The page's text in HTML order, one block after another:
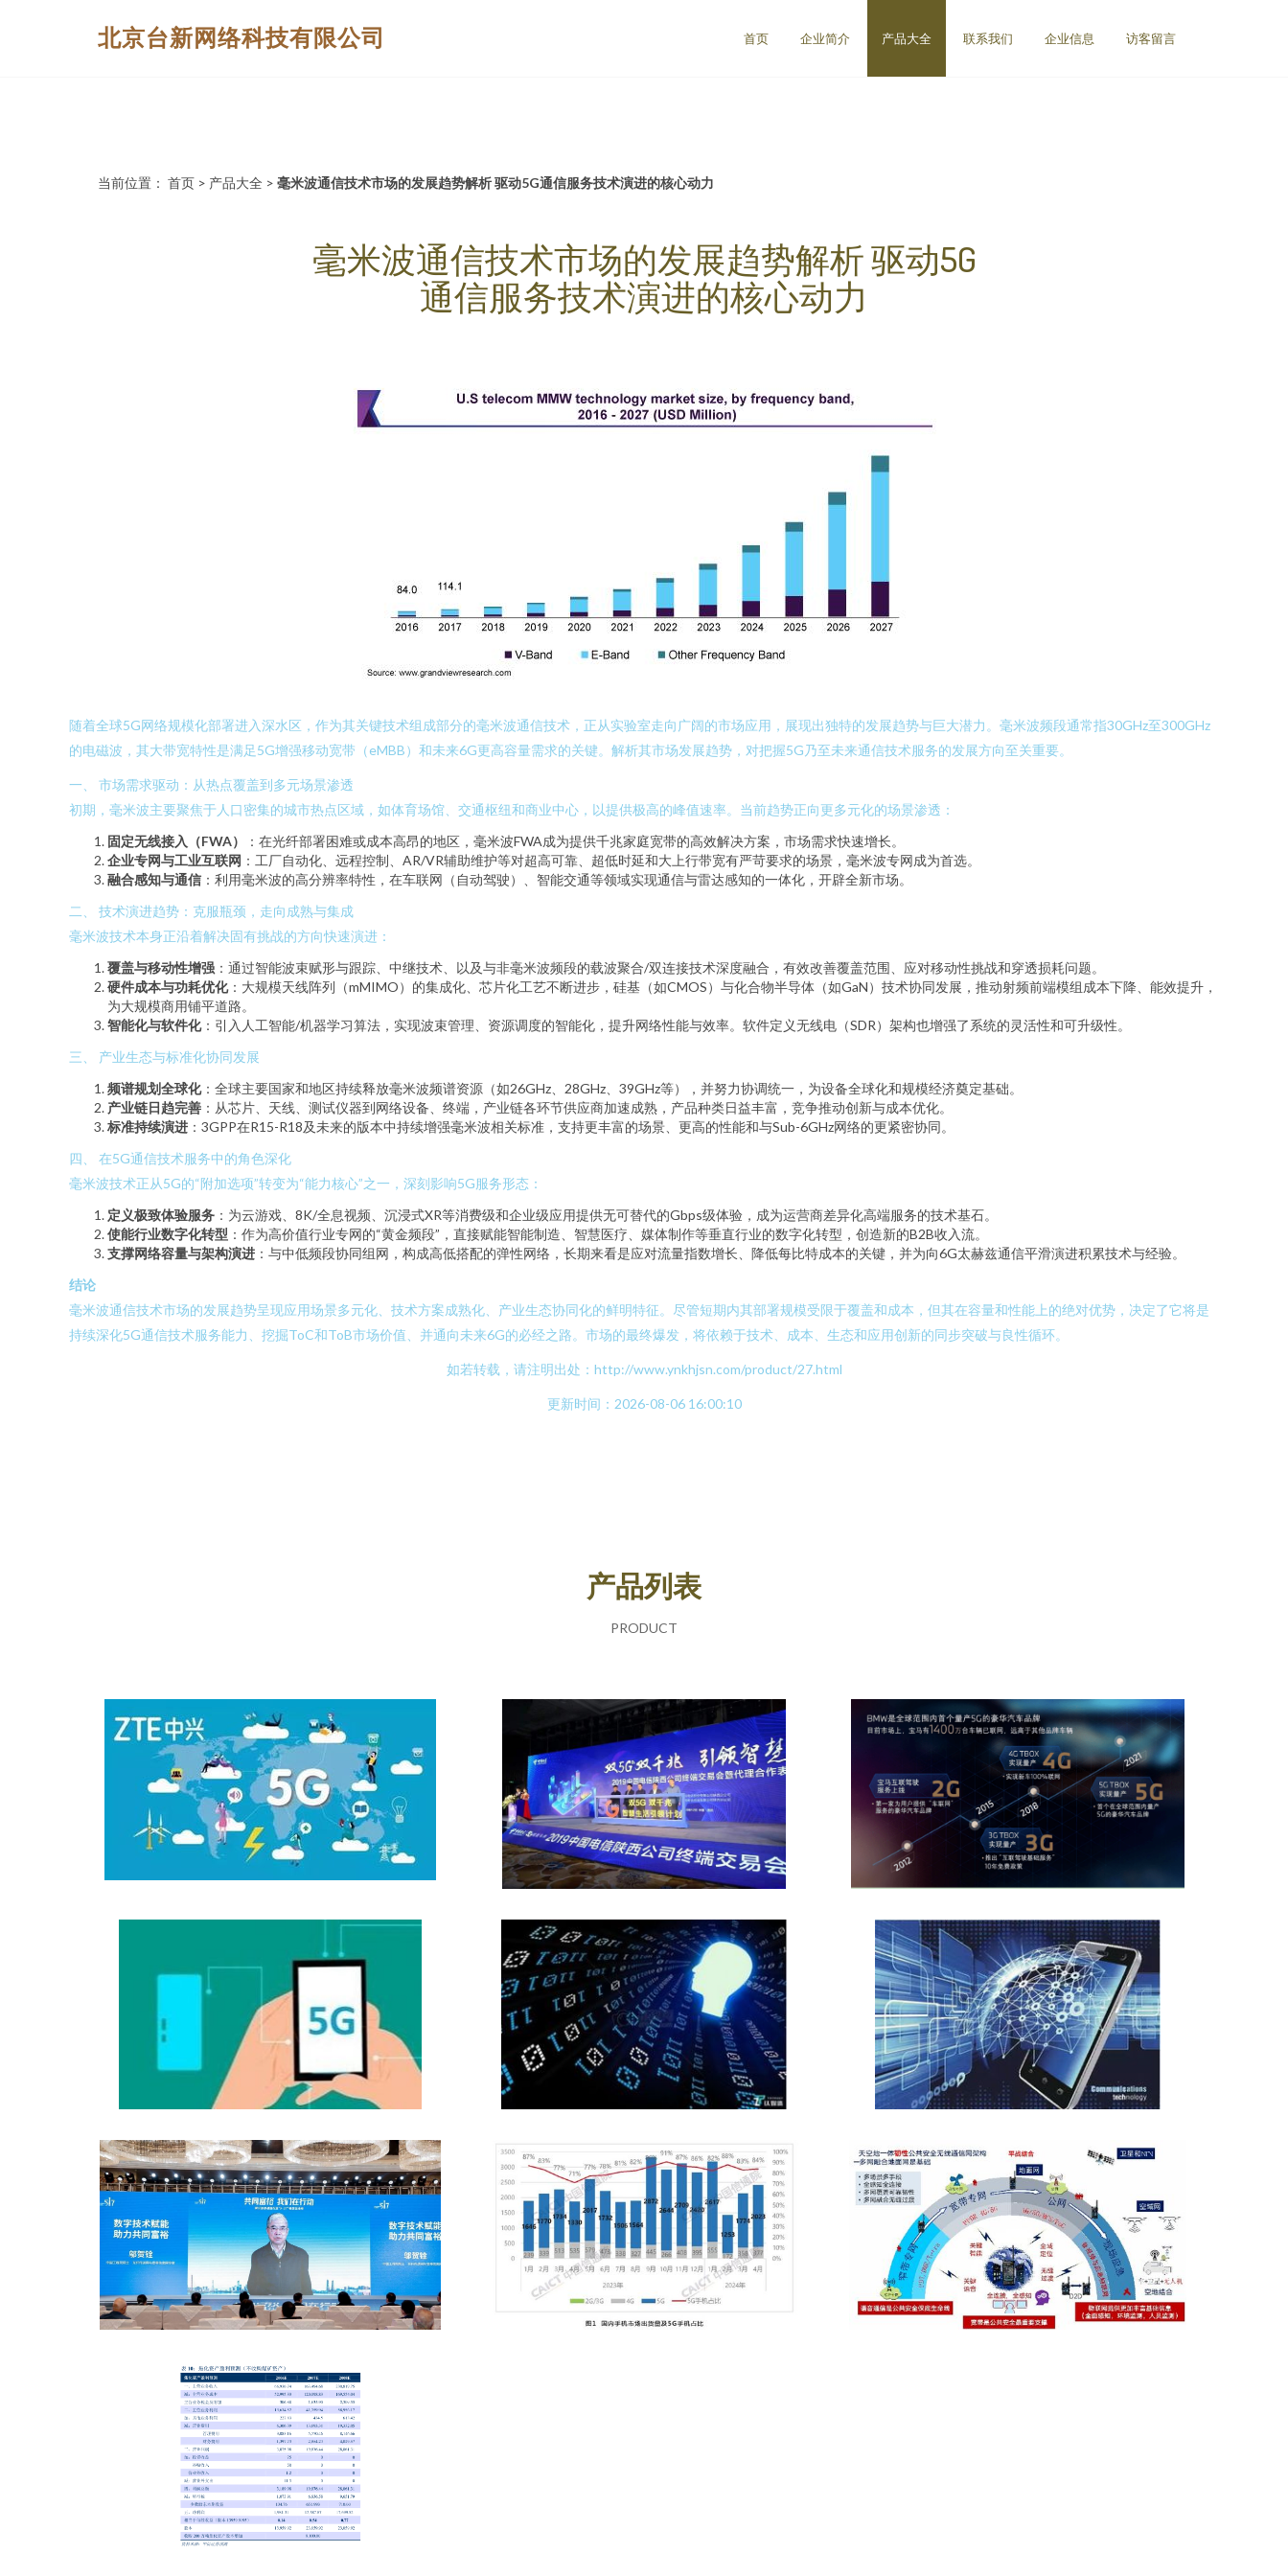
北京台新网络科技有限公司 首页 企业简介 产品大全 联系我们 企业信息 访客留言
当前位置： 首页 > 产品大全 > 毫米波通信技术市场的发展趋势解析 驱动5G通信服务技术演进的核心动力
毫米波通信技术市场的发展趋势解析 驱动5G
通信服务技术演进的核心动力
随着全球5G网络规模化部署进入深水区，作为其关键技术组成部分的毫米波通信技术，正从实验室走向广阔的市场应用，展现出独特的发展趋势与巨大潜力。毫米波频段通常指30GHz至300GHz
的电磁波，其大带宽特性是满足5G增强移动宽带（eMBB）和未来6G更高容量需求的关键。解析其市场发展趋势，对把握5G乃至未来通信技术服务的发展方向至关重要。
一、 市场需求驱动：从热点覆盖到多元场景渗透
初期，毫米波主要聚焦于人口密集的城市热点区域，如体育场馆、交通枢纽和商业中心，以提供极高的峰值速率。当前趋势正向更多元化的场景渗透：
固定无线接入（FWA）
：在光纤部署困难或成本高昂的地区，毫米波FWA成为提供千兆家庭宽带的高效解决方案，市场需求快速增长。
企业专网与工业互联网 ：工厂自动化、远程控制、AR/VR辅助维护等对超高可靠、超低时延和大上行带宽有严苛要求的场景，毫米波专网成为首选。
融合感知与通信 ：利用毫米波的高分辨率特性，在车联网（自动驾驶）、智能交通等领域实现通信与雷达感知的一体化，开辟全新市场。
二、 技术演进趋势：克服瓶颈，走向成熟与集成
毫米波技术本身正沿着解决固有挑战的方向快速演进：
覆盖与移动性增强 ：通过智能波束赋形与跟踪、中继技术、以及与非毫米波频段的载波聚合/双连接技术深度融合，有效改善覆盖范围、应对移动性挑战和穿透损耗问题。
硬件成本与功耗优化：大规模天线阵列（mMIMO）的集成化、芯片化工艺不断进步，硅基（如CMOS）与化合物半导体（如GaN）技术协同发展，推动射频前端模组成本下降、能效提升，
为大规模商用铺平道路。
智能化与软件化：引入人工智能/机器学习算法，实现波束管理、资源调度的智能化，提升网络性能与效率。软件定义无线电（SDR）架构也增强了系统的灵活性和可升级性。
三、 产业生态与标准化协同发展
频谱规划全球化：全球主要国家和地区持续释放毫米波频谱资源（如26GHz、28GHz、39GHz等），并努力协调统一，为设备全球化和规模经济奠定基础。
产业链日趋完善 ：从芯片、天线、测试仪器到网络设备、终端，产业链各环节供应商加速成熟，产品种类日益丰富，竞争推动创新与成本优化。
标准持续演进 ：3GPP在R15-R18及未来的版本中持续增强毫米波相关标准，支持更丰富的场景、更高的性能和与Sub-6GHz网络的更紧密协同。
四、 在5G通信技术服务中的角色深化
毫米波技术正从5G的“附加选项”转变为“能力核心”之一，深刻影响5G服务形态：
定义极致体验服务 ：为云游戏、8K/全息视频、沉浸式XR等消费级和企业级应用提供无可替代的Gbps级体验，成为运营商差异化高端服务的技术基石。
使能行业数字化转型 ：作为高价值行业专网的“黄金频段”，直接赋能智能制造、智慧医疗、媒体制作等垂直行业的数字化转型，创造新的B2B收入流。
支撑网络容量与架构演进 ：与中低频段协同组网，构成高低搭配的弹性网络，长期来看是应对流量指数增长、降低每比特成本的关键，并为向6G太赫兹通信平滑演进积累技术与经验。
结论
毫米波通信技术市场的发展趋势呈现应用场景多元化、技术方案成熟化、产业生态协同化的鲜明特征。尽管短期内其部署规模受限于覆盖和成本，但其在容量和性能上的绝对优势，决定了它将是
持续深化5G通信技术服务能力、挖掘ToC和ToB市场价值、并通向未来6G的必经之路。市场的最终爆发，将依赖于技术、成本、生态和应用创新的同步突破与良性循环。
如若转载，请注明出处：http://www.ynkhjsn.com/product/27.html
更新时间：2026-08-06 16:00:10
产品列表
PRODUCT